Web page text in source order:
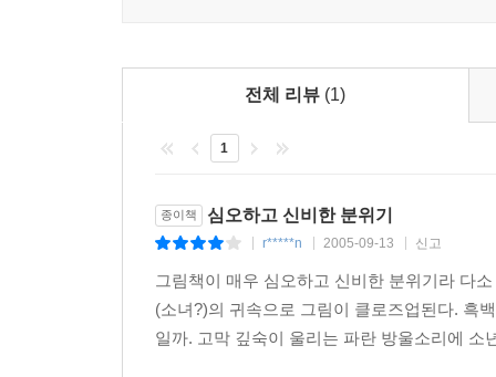
전체 리뷰 (1)
1
종이책 심오하고 신비한 분위기
r*****n 2005-09-13 신고
그림책이 매우 심오하고 신비한 분위기라 다
(소녀?)의 귀속으로 그림이 클로즈업된다. 흑
일까. 고막 깊숙이 울리는 파란 방울소리에